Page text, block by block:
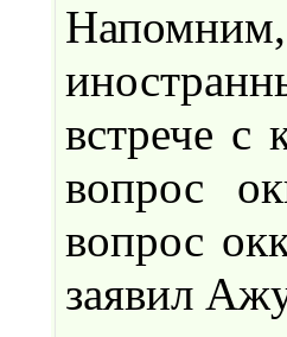
встрече с
вопрос
вопрос
заявил